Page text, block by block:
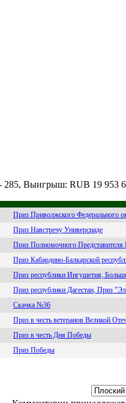
285, Выигрыш: RUB 19 953
Приз Приволжского Федерального
Приз Навстречу Универсиаде
Приз Полномочного
Приз Кабардино-Балкарской
Приз республики Ингушетия,
Приз республики Дагестан, Приз
Скачка №36
Приз в честь ветеранов Великой
Приз в честь Дня Победы
Приз Победы